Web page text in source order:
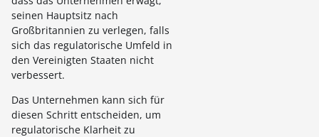
seinen Hauptsitz nach
Großbritannien zu verlegen, falls
sich das regulatorische Umfeld in
den Vereinigten Staaten nicht
verbessert.
Das Unternehmen kann sich für
diesen Schritt entscheiden, um
regulatorische Klarheit zu